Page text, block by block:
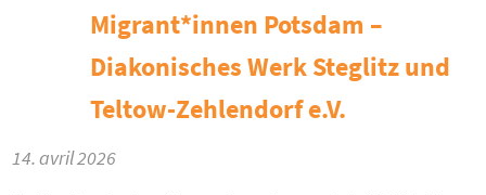
Migrant*innen Potsdam –
Diakonisches Werk Steglitz und
Teltow-Zehlendorf e.V.
14. avril 2026